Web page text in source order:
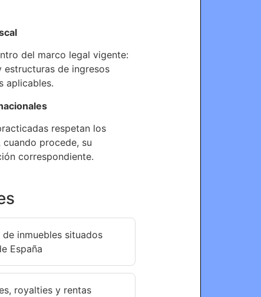
del marco legal vigente:
estructuras de ingresos
aplicables.
respetan los
procede, su
correspondiente.
de inmuebles situados
España
royalties y rentas